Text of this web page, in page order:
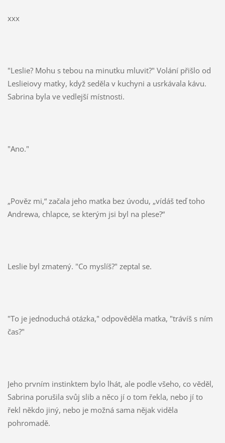
xxx
"Leslie? Mohu s tebou na minutku mluvit?" Volání přišlo od
Leslieiovy matky, když seděla v kuchyni a usrkávala kávu.
Sabrina byla ve vedlejší místnosti.
"Ano."
„Pověz mi,“ začala jeho matka bez úvodu, „vídáš teď toho
Andrewa, chlapce, se kterým jsi byl na plese?“
Leslie byl zmatený. "Co myslíš?" zeptal se.
"To je jednoduchá otázka," odpověděla matka, "trávíš s ním
čas?"
Jeho prvním instinktem bylo lhát, ale podle všeho, co věděl,
Sabrina porušila svůj slib a něco jí o tom řekla, nebo jí to
řekl někdo jiný, nebo je možná sama nějak viděla
pohromadě.